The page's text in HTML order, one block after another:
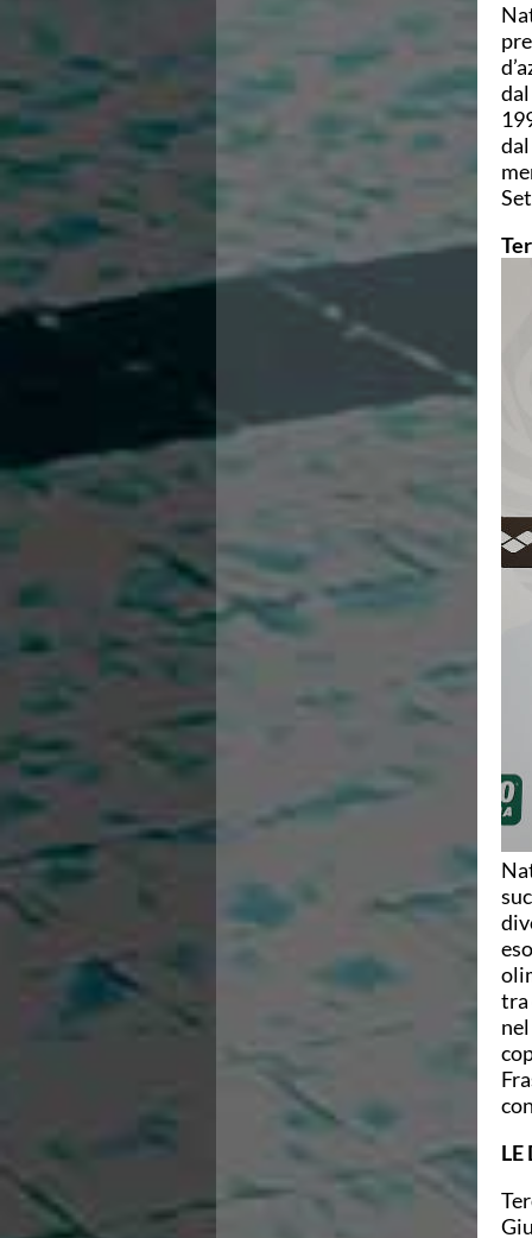
C. F. Napoli "Felice Scandone"
C.F. Palazzo del Nuoto Torino
C. F. Trieste "Bruno Bianchi"
C. F. Verona "Alberto Castagnetti"
Area Legislativa
Protezione Civile
Qualità
Sostenibilità
Privacy
Cookie Policy
Galleria fotografica
Videogallery
tra
LE